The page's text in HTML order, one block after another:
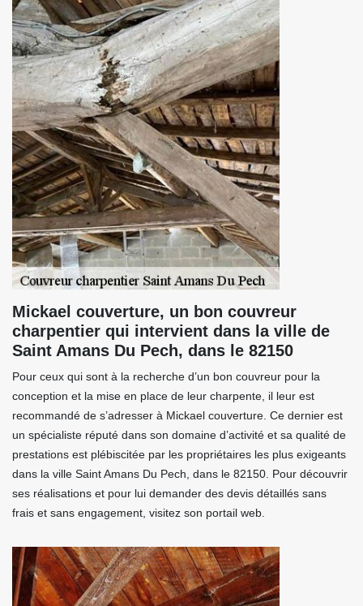
Mickael couverture, un bon couvreur
charpentier qui intervient dans la ville de
Saint Amans Du Pech, dans le 82150
Pour ceux qui sont à la recherche d’un bon couvreur pour la
conception et la mise en place de leur charpente, il leur est
recommandé de s’adresser à Mickael couverture. Ce dernier est
un spécialiste réputé dans son domaine d’activité et sa qualité de
prestations est plébiscitée par les propriétaires les plus exigeants
dans la ville Saint Amans Du Pech, dans le 82150. Pour découvrir
ses réalisations et pour lui demander des devis détaillés sans
frais et sans engagement, visitez son portail web.